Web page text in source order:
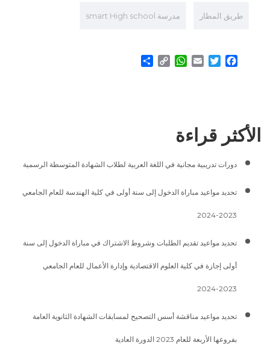
طريق المطار مدرسة smart High school
Facebook
Twitter
Email
WhatsApp
Copy
الأكثر قراءة
دورات تدريبية مجانية في اللغة العربية لطلاب الشهادة المتوسطة الرسمية
تحديد مواعيد مباراة الدخول إلى سنة أولى في كلية الهندسة للعام الجامعي
2023-2024
تحديد مواعيد تقديم الطلبات وشروط الاشتراك في مباراة الدخول إلى سنة
أولى إجازة في كلية العلوم الاقتصادية وإدارة الأعمال للعام الجامعي
2023-2024
تحديد مواعيد مناقشة أسس التصحيح لمسابقات الشهادة الثانوية العامة
بفروعها الأربعة للعام 2023 الدورة العادية